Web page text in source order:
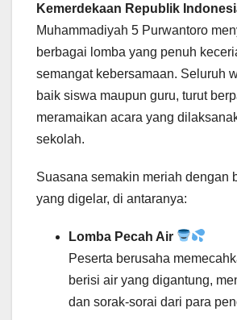
Kemerdekaan Republik
Muhammadiyah 5 Purwantoro
berbagai lomba yang penuh
semangat kebersamaan. Seluruh
baik siswa maupun guru, turut
meramaikan acara yang
sekolah.
Suasana semakin meriah dengan
yang digelar, di antaranya:
Lomba Pecah Air
Peserta berusaha
berisi air yang digantung,
dan sorak-sorai dari para